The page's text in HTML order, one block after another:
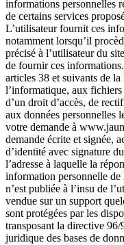
informations personnelles
de certains services
L’utilisateur fournit ces
notamment lorsqu’il
précisé à l’utilisateur du
de fournir ces
articles 38 et suivants de
l’informatique, aux
d’un droit d’accès, de
aux données personnelles
votre demande à
demande écrite et signée,
d’identité avec signature
l’adresse à laquelle la
information personnelle
n’est publiée à l’insu de
vendue sur un support
sont protégées par les
transposant la directive
juridique des bases de